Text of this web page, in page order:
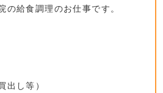
の給食調理のお仕事です。
出し等）